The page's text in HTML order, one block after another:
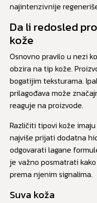
najintenzivnije
Da li redosled
kože
Osnovno pravilo u nezi
obzira na tip kože.
bogatijim teksturama.
prilagođava može
reaguje na proizvode.
Različiti tipovi kože imaju
najviše prijati dodatna
odgovarati lagane
je važno posmatrati
prema njenim signalima.
Suva koža